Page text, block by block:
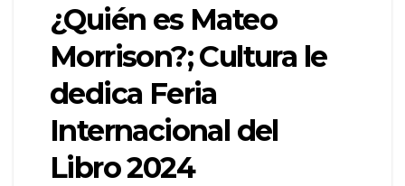
¿Quién es Mateo
Morrison?; Cultura le
dedica Feria
Internacional del
Libro 2024